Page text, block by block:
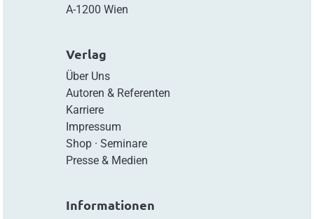
A-1200 Wien
Verlag
Über Uns
Autoren & Referenten
Karriere
Impressum
Shop· Seminare
Presse & Medien
Informationen